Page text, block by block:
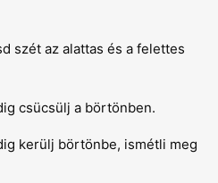
szét az alattas és a felettes
csücsülj a börtönben.
kerülj börtönbe, ismétli meg